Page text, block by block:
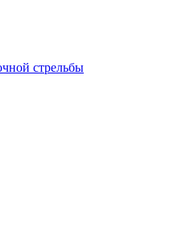
стрельбы